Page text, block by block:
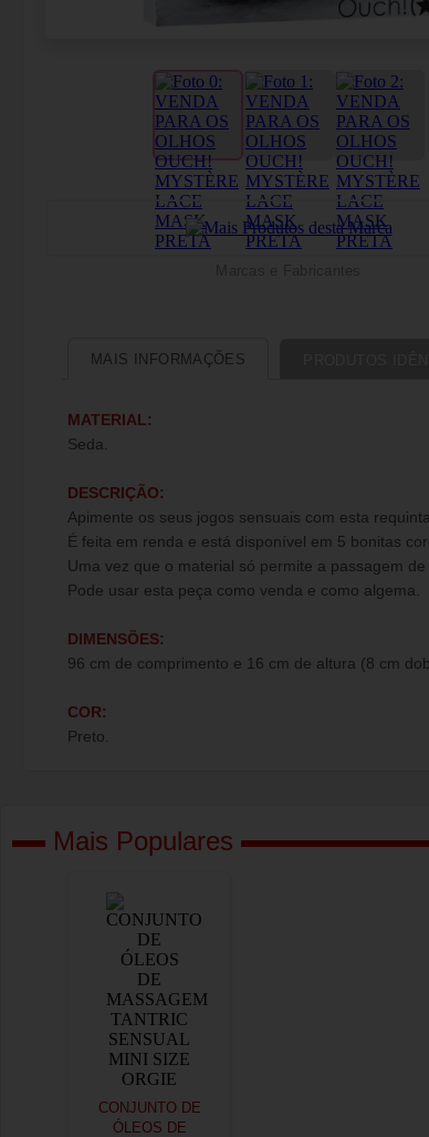
MAIS INFORMAÇÕES
MATERIAL:
Seda.
DESCRIÇÃO:
Apimente os seus jogos sensuais com esta
É feita em renda e está disponível em 5 bonitas
Uma vez que o material só permite a passagem
Pode usar esta peça como venda e como algema.
DIMENSÕES:
96 cm de comprimento e 16 cm de altura (8 cm
COR:
Preto.
Mais Populares
CONJUNTO DE
ÓLEOS DE